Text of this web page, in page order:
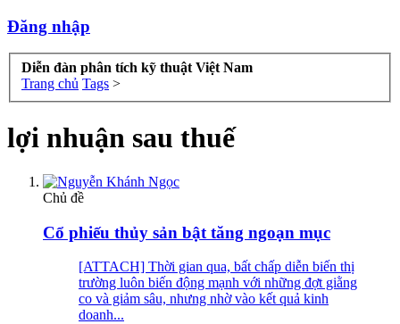
Đăng nhập
Diễn đàn phân tích kỹ thuật Việt Nam
Trang chủ Tags >
lợi nhuận sau thuế
Chủ đề
Cổ phiếu thủy sản bật tăng ngoạn mục
[ATTACH] Thời gian qua, bất chấp diễn biến thị
trường luôn biến động mạnh với những đợt giằng
co và giảm sâu, nhưng nhờ vào kết quả kinh
doanh...